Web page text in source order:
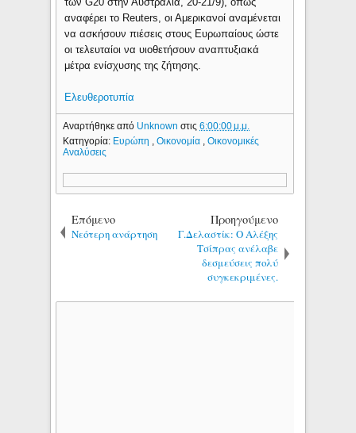
αναφέρει το Reuters, οι Αμερικανοί αναμένεται
να ασκήσουν πιέσεις στους Ευρωπαίους ώστε
οι τελευταίοι να υιοθετήσουν αναπτυξιακά
μέτρα ενίσχυσης της ζήτησης.
Ελευθεροτυπία
Αναρτήθηκε από Unknownστις6:00:00 μ.μ.
Κατηγορία: Ευρώπη ,Οικονομία ,Οικονομικές
Αναλύσεις
Επόμενο
Νεότερη ανάρτηση
Προηγούμενο
Γ.Δελαστίκ: Ο Αλέξης
Τσίπρας ανέλαβε
δεσμεύσεις πολύ
συγκεκριμένες.